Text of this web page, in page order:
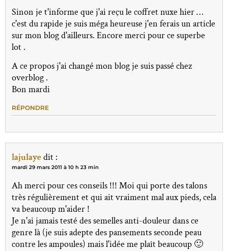
Sinon je t'informe que j'ai reçu le coffret nuxe hier …
c'est du rapide je suis méga heureuse j'en ferais un article
sur mon blog d'ailleurs. Encore merci pour ce superbe
lot .
A ce propos j'ai changé mon blog je suis passé chez
overblog .
Bon mardi
RÉPONDRE
lajulayedit :
mardi 29 mars 2011 à 10 h 23 min
Ah merci pour ces conseils !!! Moi qui porte des talons
très régulièrement et qui ait vraiment mal aux pieds, cela
va beaucoup m'aider !
Je n'ai jamais testé des semelles anti-douleur dans ce
genre là (je suis adepte des pansements seconde peau
contre les ampoules) mais l'idée me plaît beaucoup 🙂